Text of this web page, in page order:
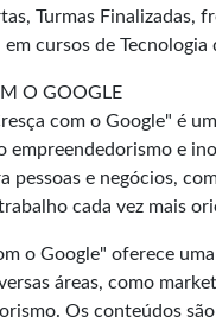
Turmas Finalizadas,
cursos de
O GOOGLE
com o Google" é
empreendedorismo e
pessoas e negócios,
cada vez mais
o Google" oferece
áreas, como
Os conteúdos